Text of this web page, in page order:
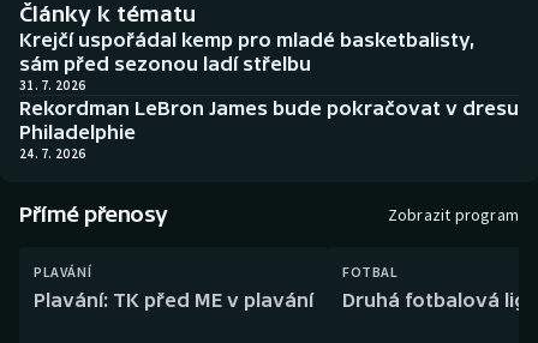
Biatlon
Boby a skeleton
Box
Curling
Dostihy
Aplikace ČT sport
AZ kvíz
Články k tématu
Krejčí uspořádal kemp pro mladé basketbalisty,
sám před sezonou ladí střelbu
31. 7. 2026
Rekordman LeBron James bude pokračovat v dresu
Philadelphie
24. 7. 2026
Přímé přenosy Zobrazit program
PLAVÁNÍ
Plavání: TK před ME v plavání
FOTBAL
Druhá fotbalová